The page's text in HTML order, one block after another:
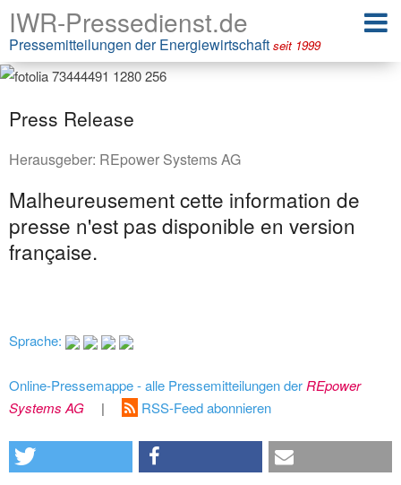
IWR-Pressedienst.de
Pressemitteilungen der Energiewirtschaft seit 1999
Press Release
Herausgeber: REpower Systems AG
Malheureusement cette information de
presse n'est pas disponible en version
française.
Sprache:
Online-Pressemappe - alle Pressemitteilungen der REpower
Systems AG
| RSS-Feed abonnieren